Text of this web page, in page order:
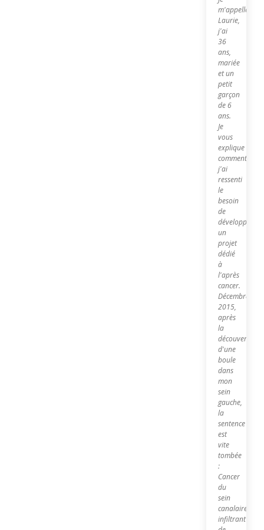
m'appelle
Laurie,
j'ai
36
ans,
mariée
et un
petit
garçon
de 6
ans.
Je
vous
explique
comment
j'ai
ressenti
le
besoin
de
développer
un
projet
dédié
à
l'après
cancer.
Décembre
2015,
après
la
découverte
d'une
boule
dans
mon
sein
gauche,
la
sentence
est
vite
tombée
:
Cancer
du
sein
canalaire
infiltrant